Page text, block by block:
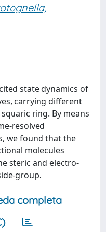
state dynamics of
carrying different
ring. By means
resolved
we found that the
molecules
steric and electro-
group.
completa